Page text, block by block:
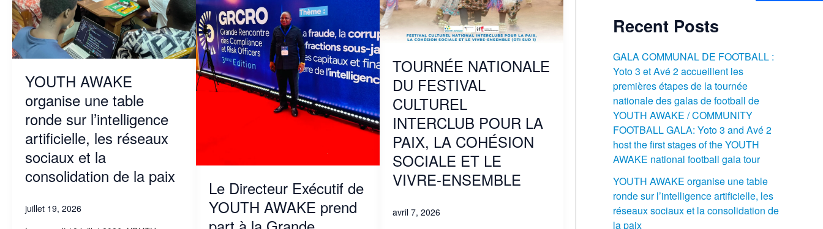
YOUTH AWAKE
organise une table
ronde sur l’intelligence
artificielle, les réseaux
sociaux et la
consolidation de la paix
juillet 19, 2026
l’intelligence
artificielle,
les
réseaux
sociaux
et
la
consolidation
de
la
paix
Le Directeur Exécutif de
YOUTH AWAKE prend
part
à
la
Grande
Rencontre
des
Compliance
The
Executive
Director
TOURNÉE NATIONALE
DU FESTIVAL
CULTUREL
INTERCLUB POUR LA
PAIX, LA COHÉSION
SOCIALE ET LE
VIVRE-ENSEMBLE
avril 7, 2026
LA
PAIX,
SOCIALE
ET
LE
VIVRE-
ENSEMBLE
Recent Posts
GALA COMMUNAL DE FOOTBALL :
Yoto 3 et Avé 2 accueillent les
premières étapes de la tournée
nationale des galas de football de
YOUTH AWAKE / COMMUNITY
FOOTBALL GALA: Yoto 3 and Avé 2
host the first stages of the YOUTH
AWAKE national football gala tour
YOUTH AWAKE organise une table
ronde sur l’intelligence artificielle, les
réseaux sociaux et la consolidation de
la paix